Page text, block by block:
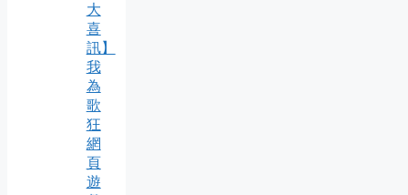
大
喜
訊】
我
為
歌
狂
網
頁
遊